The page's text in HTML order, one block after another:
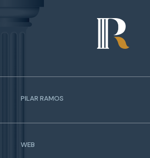
PILAR RAMOS
Calle Nicasio Gallego 4, 2º D 28010
WEB